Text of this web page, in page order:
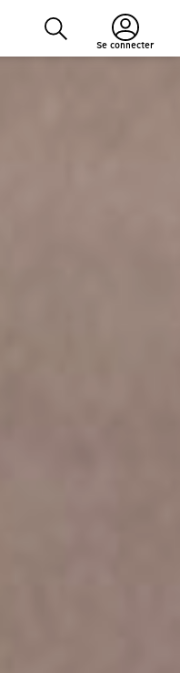
Se connecter